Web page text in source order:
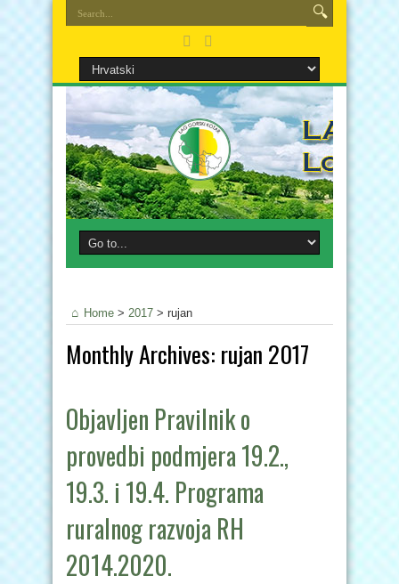
Home > 2017 > rujan
Monthly Archives: rujan 2017
Objavljen Pravilnik o
provedbi podmjera 19.2.,
19.3. i 19.4. Programa
ruralnog razvoja RH
2014.2020.